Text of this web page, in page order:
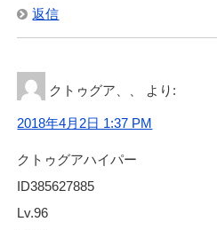
返信
クトゥグア、、 より:
2018年4月2日 1:37 PM
クトゥグアハイパー
ID385627885
Lv.96